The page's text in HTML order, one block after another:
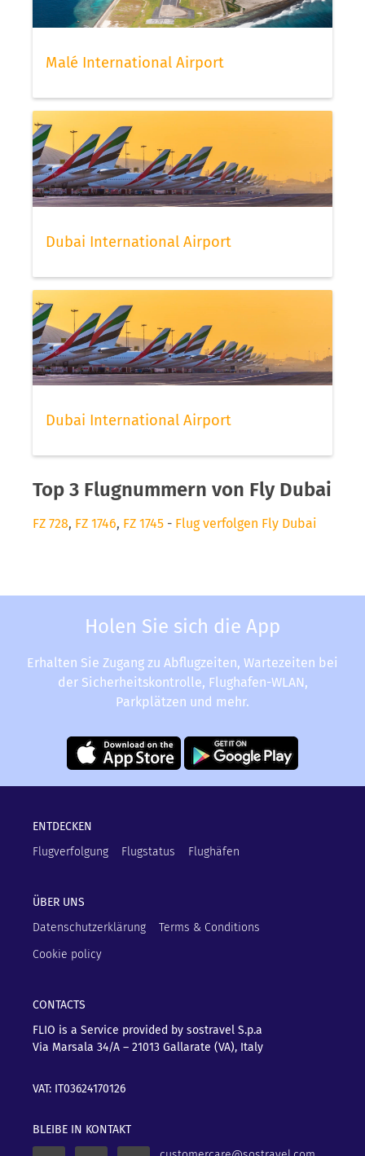
Malé International Airport
Dubai International Airport
Dubai International Airport
Top 3 Flugnummern von Fly Dubai
FZ 728, FZ 1746, FZ 1745 - Flug verfolgen Fly Dubai
Holen Sie sich die App
Erhalten Sie Zugang zu Abflugzeiten, Wartezeiten bei
der Sicherheitskontrolle, Flughafen-WLAN,
Parkplätzen und mehr.
ENTDECKEN
Flugverfolgung
Flugstatus Flughäfen
ÜBER UNS
Datenschutzerklärung
Terms & Conditions
Cookie policy
CONTACTS
FLIO is a Service provided by sostravel S.p.a
Via Marsala 34/A – 21013 Gallarate (VA), Italy
VAT: IT03624170126
BLEIBE IN KONTAKT